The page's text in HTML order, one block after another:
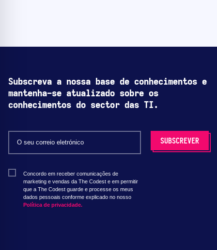
Subscreva a nossa base de conhecimentos e
mantenha-se atualizado sobre os
conhecimentos do sector das TI.
Concordo em receber comunicações de
marketing e vendas da The Codest e em permitir
que a The Codest guarde e processe os meus
dados pessoais conforme explicado no nosso
Política de privacidade.